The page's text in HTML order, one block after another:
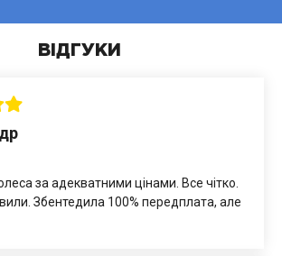
ВІДГУКИ
за адекватними цінами. Все чітко.
Збентедила 100% передплата, але